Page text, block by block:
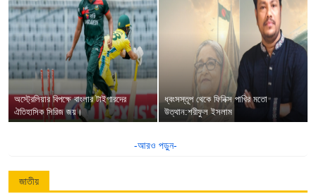
অস্ট্রেলিয়ার বিপক্ষে বাংলার টাইগারদের
ঐতিহাসিক সিরিজ জয়।
ধ্বংসস্তূপ থেকে ফিনিক্স পাখির মতো
উত্থান:শরীফুল ইসলাম
-আরও পড়ুন-
জাতীয়